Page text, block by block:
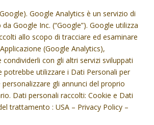
Google Analytics è un servizio di
Google Inc. (“Google”). Google utilizza
allo scopo di tracciare ed esaminare
(Google Analytics),
con gli altri servizi sviluppati
potrebbe utilizzare i Dati Personali per
gli annunci del proprio
Dati personali raccolti: Cookie e Dati
trattamento : USA – Privacy Policy –